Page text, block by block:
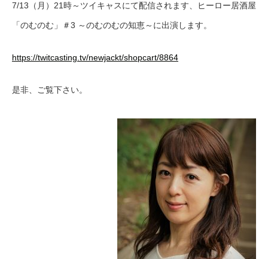
7/13（月）21時～ツイキャスにて配信されます、ヒーロー居酒屋
「のむのむ」＃3 ～のむのむの知恵～に出演します。
https://twitcasting.tv/newjackt/shopcart/8864
是非、ご覧下さい。